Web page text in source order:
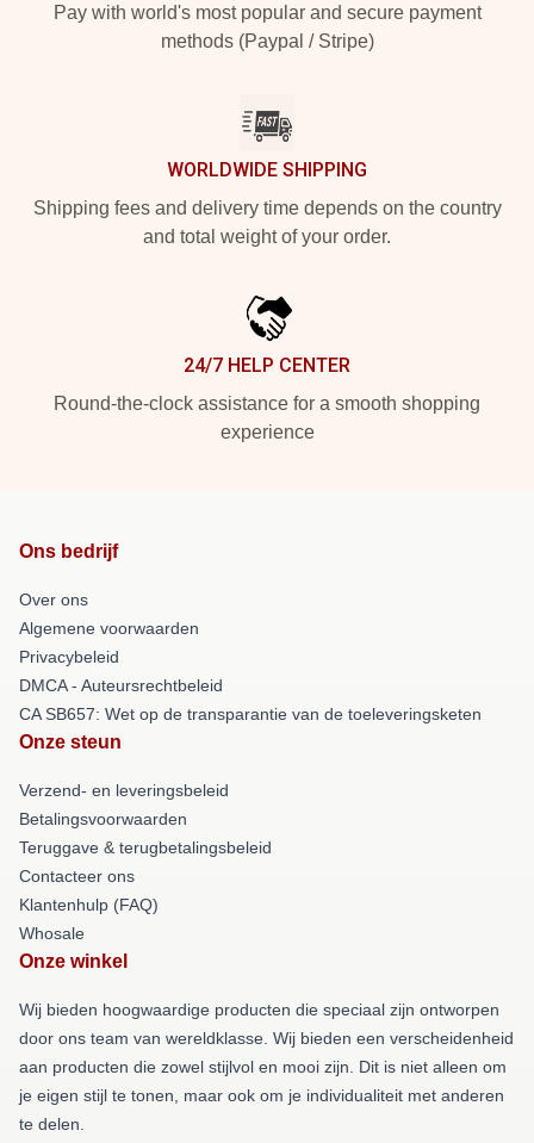
Pay with world's most popular and secure payment
methods (Paypal / Stripe)
WORLDWIDE SHIPPING
Shipping fees and delivery time depends on the country
and total weight of your order.
24/7 HELP CENTER
Round-the-clock assistance for a smooth shopping
experience
Ons bedrijf
Over ons
Algemene voorwaarden
Privacybeleid
DMCA - Auteursrechtbeleid
CA SB657: Wet op de transparantie van de toeleveringsketen
Onze steun
Verzend- en leveringsbeleid
Betalingsvoorwaarden
Teruggave & terugbetalingsbeleid
Contacteer ons
Klantenhulp (FAQ)
Whosale
Onze winkel
Wij bieden hoogwaardige producten die speciaal zijn ontworpen
door ons team van wereldklasse. Wij bieden een verscheidenheid
aan producten die zowel stijlvol en mooi zijn. Dit is niet alleen om
je eigen stijl te tonen, maar ook om je individualiteit met anderen
te delen.